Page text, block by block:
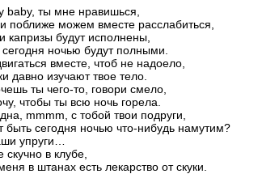
baby, ты мне нравишься,
поближе можем вместе расслабиться,
капризы будут исполнены,
ночью будут полными.
вместе, чтоб не надоело,
давно изучают твое тело.
ты чего-то, говори смело,
чтобы ты всю ночь горела.
mmmm, с тобой твои подруги,
быть сегодня ночью что-нибудь намутим?
упруги…
в клубе,
в штанах есть лекарство от скуки.